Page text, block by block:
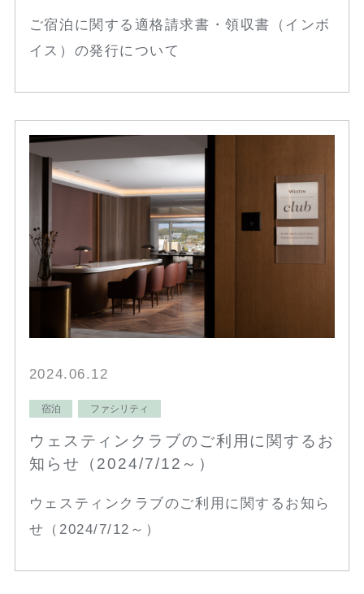
ご宿泊に関する適格請求書・領収書（インボ
イス）の発行について
2024.06.12
宿泊 ファシリティ
ウェスティンクラブのご利用に関するお
知らせ（2024/7/12～）
ウェスティンクラブのご利用に関するお知ら
せ（2024/7/12～）